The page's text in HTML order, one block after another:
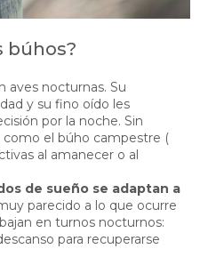
búhos?
aves nocturnas. Su
y su fino oído les
por la noche. Sin
como el búho campestre (
al amanecer o al
de sueño se adaptan a
parecido a lo que ocurre
en turnos nocturnos:
para recuperarse